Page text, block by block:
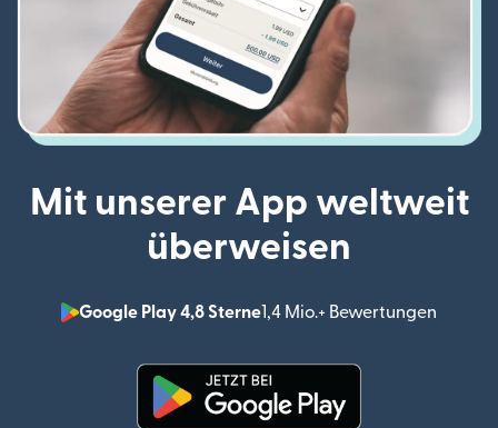
Mit unserer App weltweit
überweisen
Google Play 4,8 Sterne1,4 Mio.+ Bewertungen